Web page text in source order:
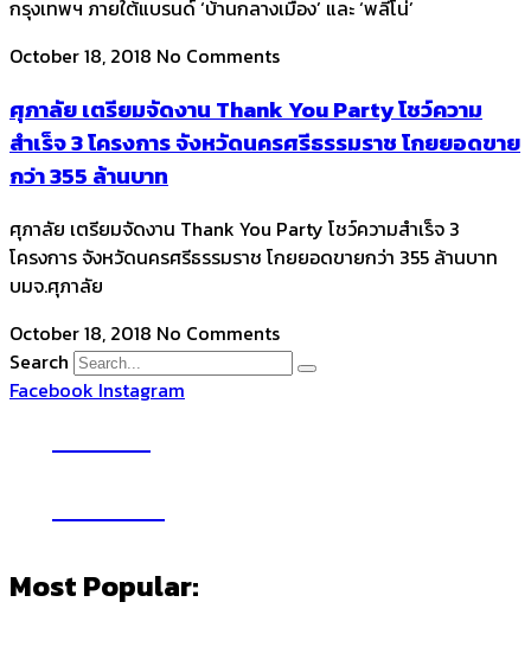
กรุงเทพฯ ภายใต้แบรนด์ ‘บ้านกลางเมือง’ และ ‘พลีโน่’
October 18, 2018 No Comments
ศุภาลัย เตรียมจัดงาน Thank You Party โชว์ความ
สำเร็จ 3 โครงการ จังหวัดนครศรีธรรมราช โกยยอดขาย
กว่า 355 ล้านบาท
ศุภาลัย เตรียมจัดงาน Thank You Party โชว์ความสำเร็จ 3
โครงการ จังหวัดนครศรีธรรมราช โกยยอดขายกว่า 355 ล้านบาท
บมจ.ศุภาลัย
October 18, 2018 No Comments
Search
Facebook Instagram
Most Popular: